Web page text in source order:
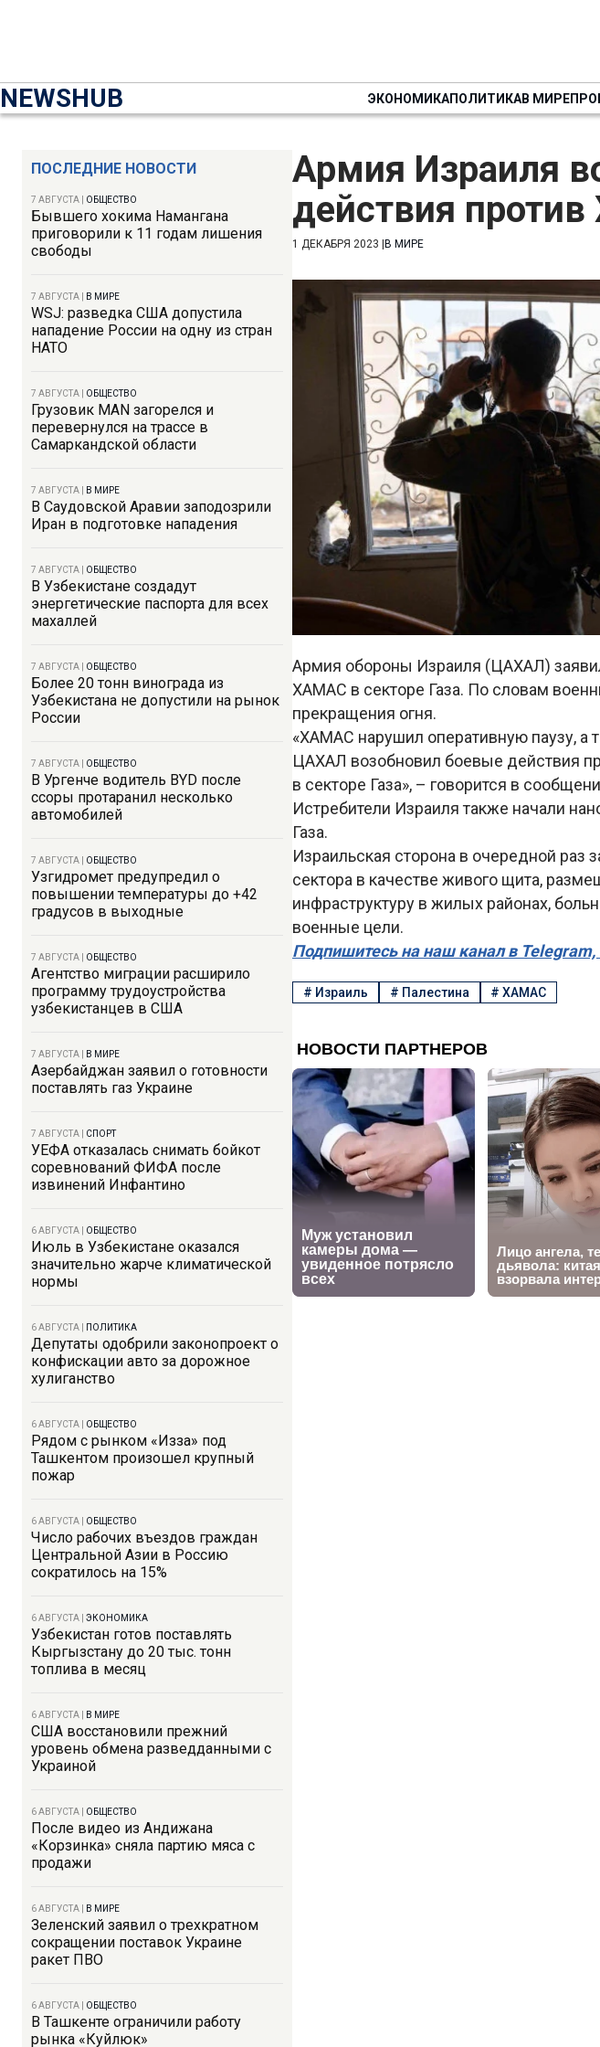
NEWSHUB ЭКОНОМИКАПОЛИТИКАВ МИРЕ
ПОСЛЕДНИЕ НОВОСТИ
7 АВГУСТА ОБЩЕСТВО
Бывшего хокима Намангана
приговорили к 11 годам лишения
свободы
7 АВГУСТА В МИРЕ
WSJ: разведка США допустила
нападение России на одну из стран
НАТО
7 АВГУСТА ОБЩЕСТВО
Грузовик MAN загорелся и
перевернулся на трассе в
Самаркандской области
7 АВГУСТА В МИРЕ
В Саудовской Аравии заподозрили
Иран в подготовке нападения
7 АВГУСТА ОБЩЕСТВО
В Узбекистане создадут
энергетические паспорта для всех
махаллей
7 АВГУСТА ОБЩЕСТВО
Более 20 тонн винограда из
Узбекистана не допустили на рынок
России
7 АВГУСТА ОБЩЕСТВО
В Ургенче водитель BYD после
ссоры протаранил несколько
автомобилей
7 АВГУСТА ОБЩЕСТВО
Узгидромет предупредил о
повышении температуры до +42
градусов в выходные
7 АВГУСТА ОБЩЕСТВО
Агентство миграции расширило
программу трудоустройства
узбекистанцев в США
7 АВГУСТА В МИРЕ
Азербайджан заявил о готовности
поставлять газ Украине
7 АВГУСТА СПОРТ
УЕФА отказалась снимать бойкот
соревнований ФИФА после
извинений Инфантино
6 АВГУСТА ОБЩЕСТВО
Июль в Узбекистане оказался
значительно жарче климатической
нормы
6 АВГУСТА ПОЛИТИКА
Депутаты одобрили законопроект о
конфискации авто за дорожное
хулиганство
6 АВГУСТА ОБЩЕСТВО
Рядом с рынком «Изза» под
Ташкентом произошел крупный
пожар
6 АВГУСТА ОБЩЕСТВО
Число рабочих въездов граждан
Центральной Азии в Россию
сократилось на 15%
6 АВГУСТА ЭКОНОМИКА
Узбекистан готов поставлять
Кыргызстану до 20 тыс. тонн
топлива в месяц
6 АВГУСТА В МИРЕ
США восстановили прежний
уровень обмена разведданными с
Украиной
6 АВГУСТА ОБЩЕСТВО
После видео из Андижана
«Корзинка» сняла партию мяса с
продажи
6 АВГУСТА В МИРЕ
Зеленский заявил о трехкратном
сокращении поставок Украине
ракет ПВО
6 АВГУСТА ОБЩЕСТВО
В Ташкенте ограничили работу
рынка «Куйлюк»
Армия Израиля
действия
1 ДЕКАБРЯ 2023 В МИРЕ
Армия обороны Израиля (ЦАХАЛ)
ХАМАС в секторе Газа. По словам
прекращения огня.
«ХАМАС нарушил оперативную паузу, а
ЦАХАЛ возобновил боевые действия
в секторе Газа», – говорится в
Истребители Израиля также начали
Газа.
Израильская сторона в очередной раз
сектора в качестве живого щита,
инфраструктуру в жилых районах,
военные цели.
Подпишитесь на наш канал в
# Израиль # Палестина #ХАМАС